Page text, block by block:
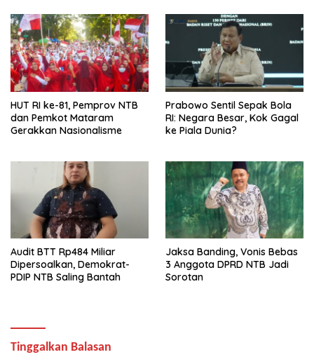
HUT RI ke-81, Pemprov NTB
dan Pemkot Mataram
Gerakkan Nasionalisme
Prabowo Sentil Sepak Bola
RI: Negara Besar, Kok Gagal
ke Piala Dunia?
Audit BTT Rp484 Miliar
Dipersoalkan, Demokrat-
PDIP NTB Saling Bantah
Jaksa Banding, Vonis Bebas
3 Anggota DPRD NTB Jadi
Sorotan
Tinggalkan Balasan